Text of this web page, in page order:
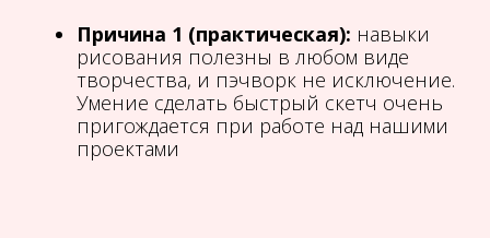
Причина 1 (практическая): навыки
рисования полезны в любом виде
творчества, и пэчворк не исключение.
Умение сделать быстрый скетч очень
пригождается при работе над нашими
проектами